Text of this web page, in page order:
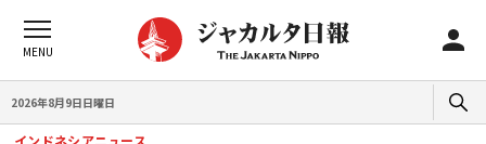
2026年8月9日日曜日
インドネシアニュース